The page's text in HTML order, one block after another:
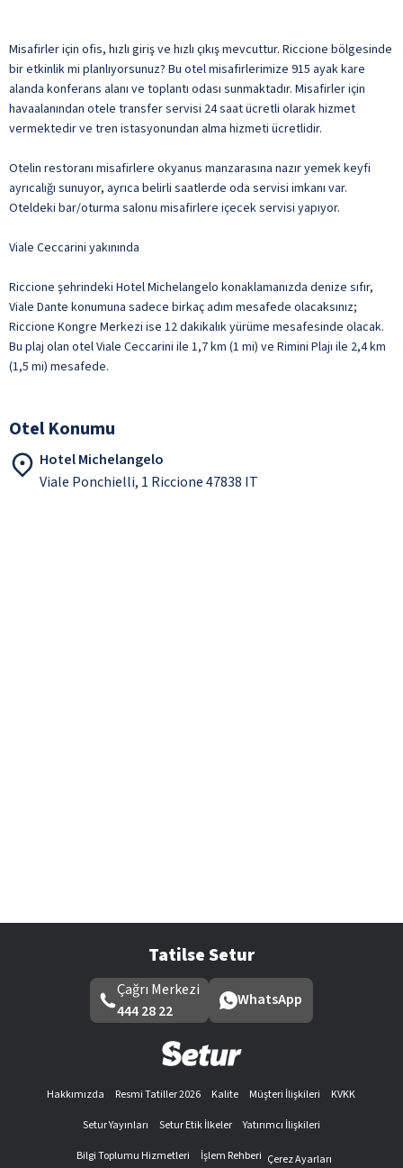
Misafirler için ofis, hızlı giriş ve hızlı çıkış mevcuttur. Riccione bölgesinde
bir etkinlik mi planlıyorsunuz? Bu otel misafirlerimize 915 ayak kare
alanda konferans alanı ve toplantı odası sunmaktadır. Misafirler için
havaalanından otele transfer servisi 24 saat ücretli olarak hizmet
vermektedir ve tren istasyonundan alma hizmeti ücretlidir.
Otelin restoranı misafirlere okyanus manzarasına nazır yemek keyfi
ayrıcalığı sunuyor, ayrıca belirli saatlerde oda servisi imkanı var.
Oteldeki bar/oturma salonu misafirlere içecek servisi yapıyor.
Viale Ceccarini yakınında
Riccione şehrindeki Hotel Michelangelo konaklamanızda denize sıfır,
Viale Dante konumuna sadece birkaç adım mesafede olacaksınız;
Riccione Kongre Merkezi ise 12 dakikalık yürüme mesafesinde olacak.
Bu plaj olan otel Viale Ceccarini ile 1,7 km (1 mi) ve Rimini Plajı ile 2,4 km
(1,5 mi) mesafede.
Otel Konumu
Hotel Michelangelo
Viale Ponchielli, 1 Riccione 47838 IT
Tatilse Setur
Çağrı Merkezi
444 28 22
WhatsApp
Hakkımızda Resmi Tatiller 2026 Kalite Müşteri İlişkileri
KVKK
Setur Yayınları
Setur Etik İlkeler
Yatırımcı İlişkileri
Bilgi Toplumu Hizmetleri
İşlem Rehberi Çerez Ayarları